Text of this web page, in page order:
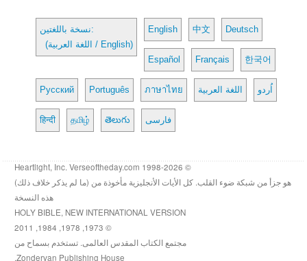
نسخة باللغتين:
(اللغة العربية / English)
English 中文 Deutsch
Español Français 한국어
Русский Português ภาษาไทย اللغة العربية اُردو
हिन्दी தமிழ் తెలుగు فارسی
© 1998-2026 Heartlight, Inc. Verseoftheday.com
هو جزأ من شبكة ضوء القلب. كل الأيات الأنجليزية مأخوذة من (ما لم يذكر خلاف ذلك)
هذه النسخة
HOLY BIBLE, NEW INTERNATIONAL VERSION
© 1973, 1978, 1984, 2011
مجتمع الكتاب المقدس العالمى. تستخدم بسماح من
Zondervan Publishing House.